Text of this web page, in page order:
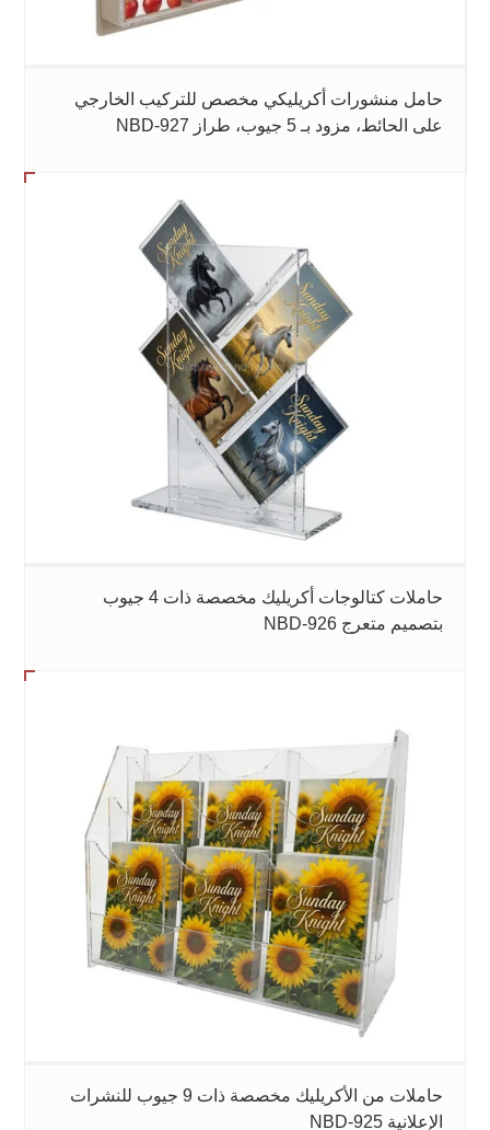
حامل منشورات أكريليكي مخصص للتركيب الخارجي
على الحائط، مزود بـ 5 جيوب، طراز NBD-927
حاملات كتالوجات أكريليك مخصصة ذات 4 جيوب
بتصميم متعرج NBD-926
حاملات من الأكريليك مخصصة ذات 9 جيوب للنشرات
الإعلانية NBD-925